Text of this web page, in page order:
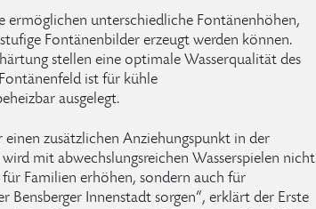
ermöglichen unterschiedliche Fontänenhöhen,
Fontänenbilder erzeugt werden können.
stellen eine optimale Wasserqualität des
ist für kühle
ausgelegt.
einen zusätzlichen Anziehungspunkt in der
mit abwechslungsreichen Wasserspielen nicht
Familien erhöhen, sondern auch für
Bensberger Innenstadt sorgen“, erklärt der Erste